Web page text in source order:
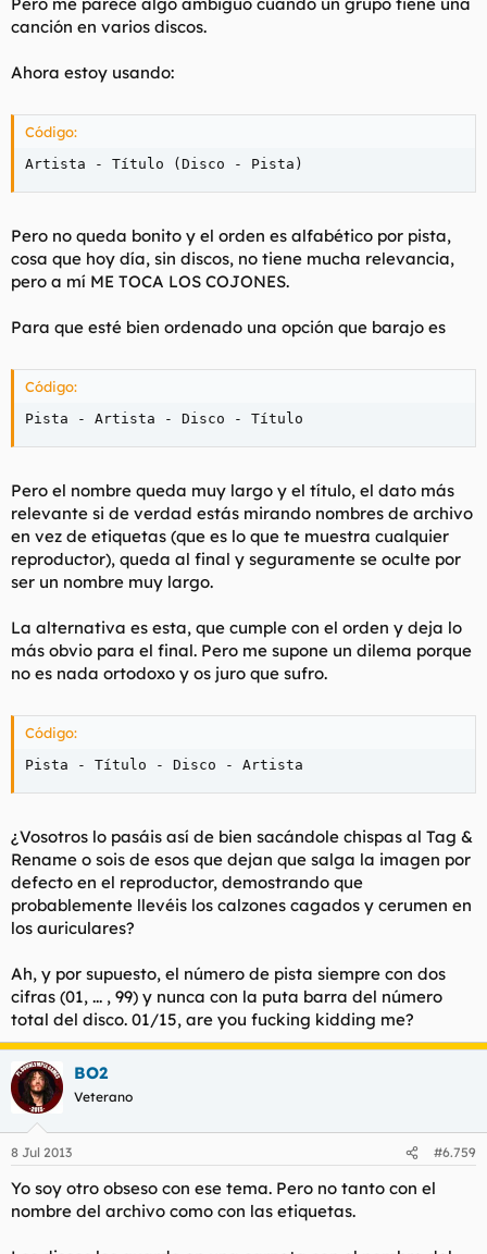
canción en varios discos.
Ahora estoy usando:
Código:
Artista - Título (Disco - Pista)
Pero no queda bonito y el orden es alfabético por pista,
cosa que hoy día, sin discos, no tiene mucha relevancia,
pero a mí ME TOCA LOS COJONES.
Para que esté bien ordenado una opción que barajo es
Código:
Pista - Artista - Disco - Título
Pero el nombre queda muy largo y el título, el dato más
relevante si de verdad estás mirando nombres de archivo
en vez de etiquetas (que es lo que te muestra cualquier
reproductor), queda al final y seguramente se oculte por
ser un nombre muy largo.
La alternativa es esta, que cumple con el orden y deja lo
más obvio para el final. Pero me supone un dilema porque
no es nada ortodoxo y os juro que sufro.
Código:
Pista - Título - Disco - Artista
¿Vosotros lo pasáis así de bien sacándole chispas al Tag &
Rename o sois de esos que dejan que salga la imagen por
defecto en el reproductor, demostrando que
probablemente llevéis los calzones cagados y cerumen en
los auriculares?
Ah, y por supuesto, el número de pista siempre con dos
cifras (01, ... , 99) y nunca con la puta barra del número
total del disco. 01/15, are you fucking kidding me?
BO2
Veterano
8 Jul 2013 #6.759
Yo soy otro obseso con ese tema. Pero no tanto con el
nombre del archivo como con las etiquetas.